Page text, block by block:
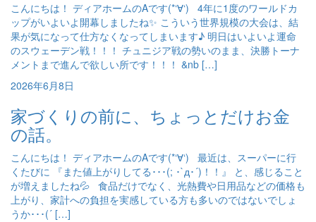
こんにちは！ ディアホームのAです(*‘∀‘) 4年に1度のワールドカ
ップがいよいよ開幕しましたね✨ こういう世界規模の大会は、結
果が気になって仕方なくなってしまいます♪ 明日はいよいよ運命
のスウェーデン戦！！！ チュニジア戦の勢いのまま、決勝トーナ
メントまで進んで欲しい所です！！！ &nb […]
2026年6月8日
家づくりの前に、ちょっとだけお金
の話。
こんにちは！ ディアホームのAです(*‘∀‘) 最近は、スーパーに行
くたびに 『また値上がりしてる･･･(; ･`д･´)！！』 と、感じること
が増えましたね💦 食品だけでなく、光熱費や日用品などの価格も
上がり、家計への負担を実感している方も多いのではないでしょ
うか･･･(´ […]